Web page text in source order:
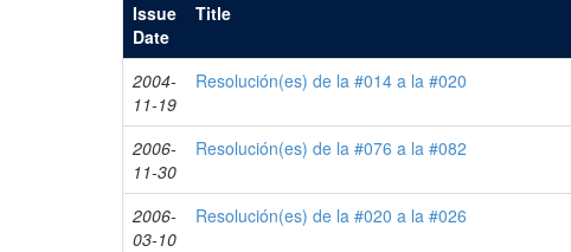
Issue
Date
Title
2004-
11-19
Resolución(es) de la #014 a la #020
2006-
11-30
Resolución(es) de la #076 a la #082
2006-
03-10
Resolución(es) de la #020 a la #026